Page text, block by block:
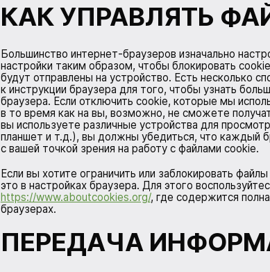
КАК УПРАВЛЯТЬ
Большинство интернет-браузеров изначально
настройки таким образом, чтобы блокировать
будут отправлены на устройство. Есть несколько
к инструкции браузера для того, чтобы узнать
браузера. Если отключить cookie, которые мы
в то время как на вы, возможно, не сможете
вы используете различные устройства для
планшет и т.д.), вы должны убедиться, что каждый
с вашей точкой зрения на работу с файлами cookie.
Если вы хотите ограничить или заблокировать
это в настройках браузера. Для этого
https://www.aboutcookies.org/, где содержится
браузерах.
ПЕРЕДАЧА